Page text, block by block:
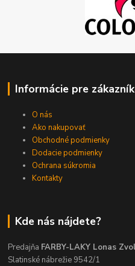
Informácie pre
O nás
Ako nakupovať
Obchodné podmienky
Dodacie podmienky
Ochrana súkromia
Kontakty
Kde nás nájdete?
Predajňa FARBY-LAKY Lonas
Slatinské nábrežie 9542/1